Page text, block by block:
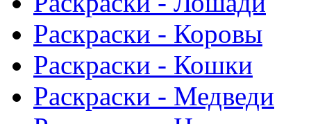
Раскраски - Коровы
Раскраски - Кошки
Раскраски - Медведи